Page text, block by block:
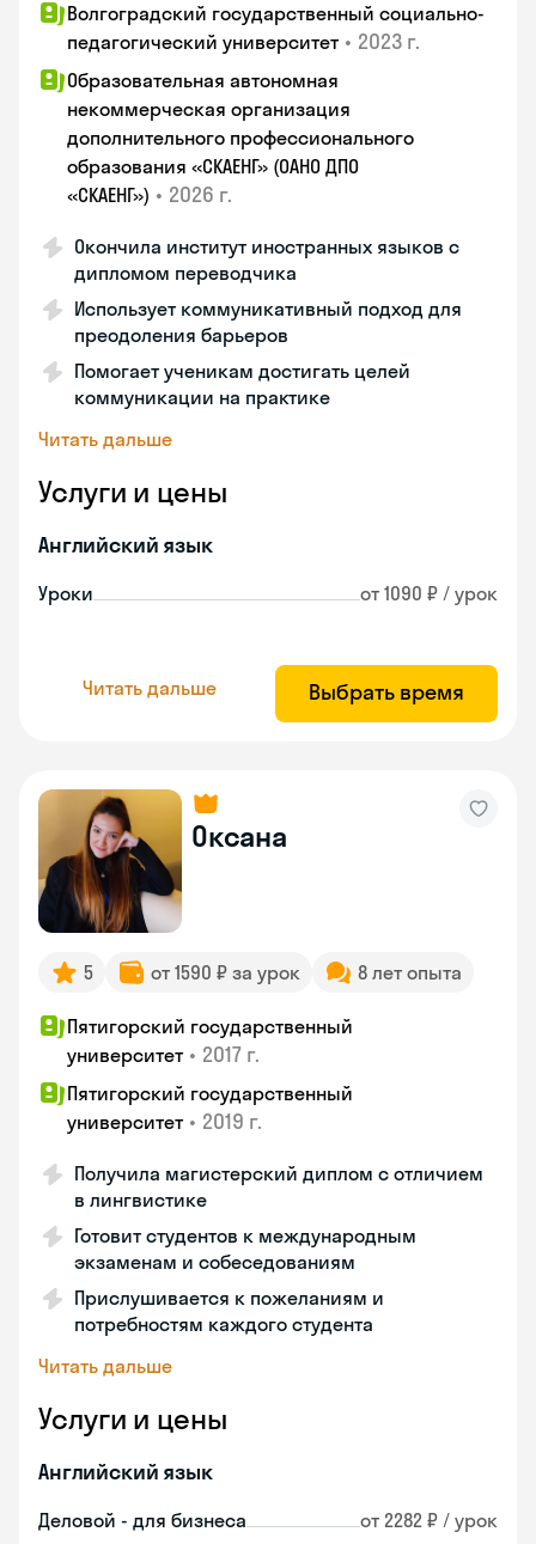
Волгоградский государственный социально-
педагогический университет • 2023 г.
Образовательная автономная
некоммерческая организация
дополнительного профессионального
образования «СКАЕНГ» (ОАНО ДПО
«СКАЕНГ») • 2026 г.
Окончила институт иностранных языков с
дипломом переводчика
Использует коммуникативный подход для
преодоления барьеров
Помогает ученикам достигать целей
коммуникации на практике
Читать дальше
Услуги и цены
Английский язык
Уроки от 1090 ₽ / урок
Читать дальше Выбрать время
Оксана
5 от 1590 ₽ за урок 8 лет опыта
Пятигорский государственный
университет • 2017 г.
Пятигорский государственный
университет • 2019 г.
Получила магистерский диплом с отличием
в лингвистике
Готовит студентов к международным
экзаменам и собеседованиям
Прислушивается к пожеланиям и
потребностям каждого студента
Читать дальше
Услуги и цены
Английский язык
Деловой - для бизнеса от 2282 ₽ / урок